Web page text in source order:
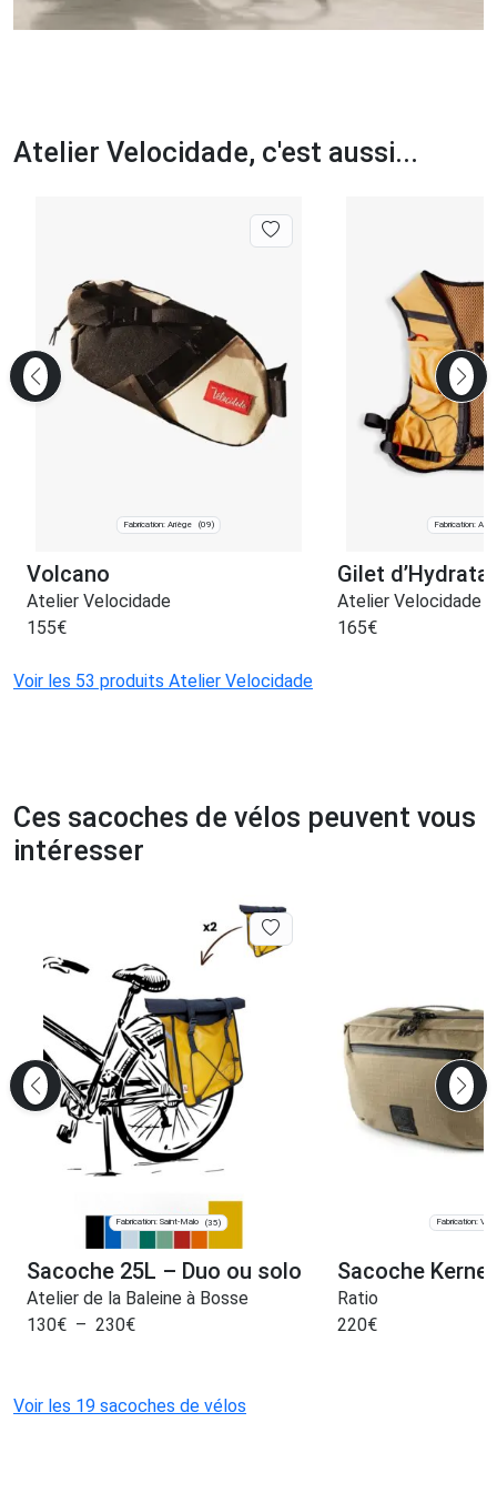
Atelier Velocidade, c'est aussi...
Fabrication: Ariège (09)
Volcano
Atelier Velocidade
155€
Fabrication:
Gilet
Atelier Velocidade
165€
Voir les 53 produits Atelier Velocidade
Ces sacoches de vélos peuvent vous
intéresser
Fabrication: Saint-Malo (35)
Sacoche 25L – Duo ou solo
Atelier de la Baleine à Bosse
130€ – 230€
Fabrication:
Sacoche
Ratio
220€
Voir les 19 sacoches de vélos